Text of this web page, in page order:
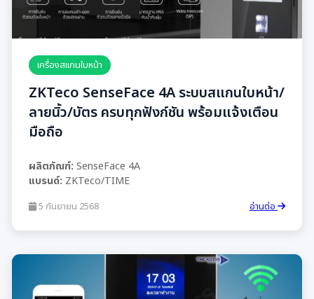
เครื่องสแกนใบหน้า
ZKTeco SenseFace 4A ระบบสแกนใบหน้า/
ลายนิ้ว/บัตร ครบทุกฟังก์ชัน พร้อมแจ้งเตือน
มือถือ
ผลิตภัณฑ์: SenseFace 4A
แบรนด์: ZKTeco/TIME
5 กันยายน 2568 อ่านต่อ